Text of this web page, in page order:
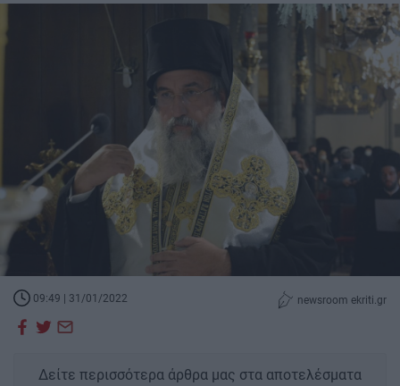
09:49 | 31/01/2022 newsroom ekriti.gr
Δείτε περισσότερα άρθρα μας στα αποτελέσματα